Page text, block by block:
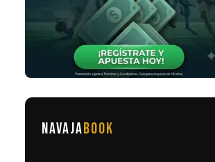
NAVAJABOOK